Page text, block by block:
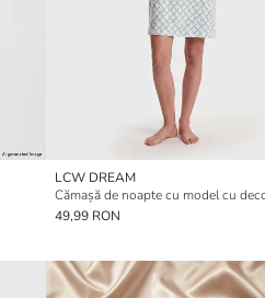
LCW DREAM
49,99 RON